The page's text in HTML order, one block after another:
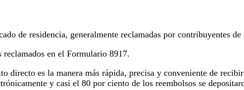
de residencia, generalmente reclamadas por contribuyentes
reclamados en el Formulario 8917.
directo es la manera más rápida, precisa y conveniente de
y casi el 80 por ciento de los reembolsos se